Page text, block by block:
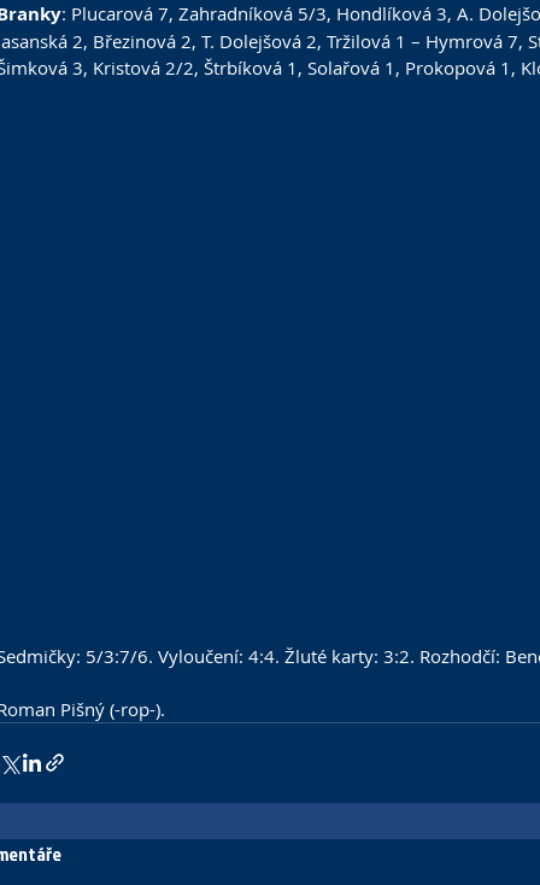
: Plucarová 7, Zahradníková 5/3, Hondlíková 3, A.
2, Březinová 2, T. Dolejšová 2, Tržilová 1 – Hymrová 7,
3, Kristová 2/2, Štrbíková 1, Solařová 1, Prokopová 1,
5/3:7/6. Vyloučení: 4:4. Žluté karty: 3:2. Rozhodčí:
Pišný (-rop-).